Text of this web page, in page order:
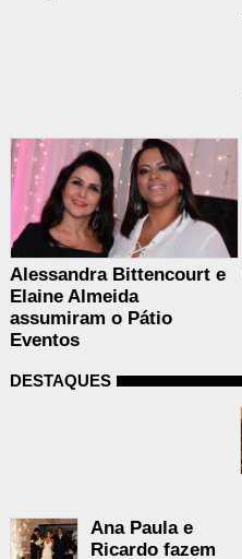
Alessandra Bittencourt e
Elaine Almeida
assumiram o Pátio
Eventos
DESTAQUES
Ana Paula e
Ricardo fazem